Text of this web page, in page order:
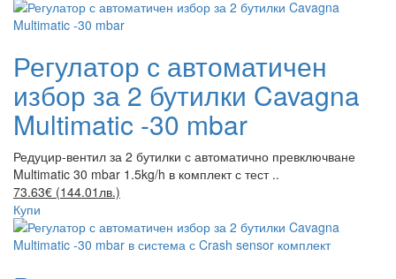
Регулатор с автоматичен
избор за 2 бутилки Cavagna
Multimatic -30 mbar
Редуцир-вентил за 2 бутилки с автоматично превключване
Multimatic 30 mbar 1.5kg/h в комплект с тест ..
73.63€ (144.01лв.)
Купи